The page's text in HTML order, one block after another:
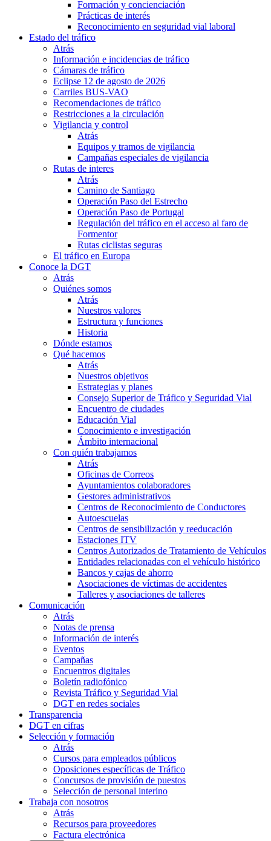
Formación y concienciación
Prácticas de interés
Reconocimiento en seguridad vial laboral
Estado del tráfico
Atrás
Información e incidencias de tráfico
Cámaras de tráfico
Eclipse 12 de agosto de 2026
Carriles BUS-VAO
Recomendaciones de tráfico
Restricciones a la circulación
Vigilancia y control
Atrás
Equipos y tramos de vigilancia
Campañas especiales de vigilancia
Rutas de interes
Atrás
Camino de Santiago
Operación Paso del Estrecho
Operación Paso de Portugal
Regulación del tráfico en el acceso al faro de
Formentor
Rutas ciclistas seguras
El tráfico en Europa
Conoce la DGT
Atrás
Quiénes somos
Atrás
Nuestros valores
Estructura y funciones
Historia
Dónde estamos
Qué hacemos
Atrás
Nuestros objetivos
Estrategias y planes
Consejo Superior de Tráfico y Seguridad Vial
Encuentro de ciudades
Educación Vial
Conocimiento e investigación
Ámbito internacional
Con quién trabajamos
Atrás
Oficinas de Correos
Ayuntamientos colaboradores
Gestores administrativos
Centros de Reconocimiento de Conductores
Autoescuelas
Centros de sensibilización y reeducación
Estaciones ITV
Centros Autorizados de Tratamiento de Vehículos
Entidades relacionadas con el vehículo histórico
Bancos y cajas de ahorro
Asociaciones de víctimas de accidentes
Talleres y asociaciones de talleres
Comunicación
Atrás
Notas de prensa
Información de interés
Eventos
Campañas
Encuentros digitales
Boletín radiofónico
Revista Tráfico y Seguridad Vial
DGT en redes sociales
Transparencia
DGT en cifras
Selección y formación
Atrás
Cursos para empleados públicos
Oposiciones específicas de Tráfico
Concursos de provisión de puestos
Selección de personal interino
Trabaja con nosotros
Atrás
Recursos para proveedores
Factura electrónica